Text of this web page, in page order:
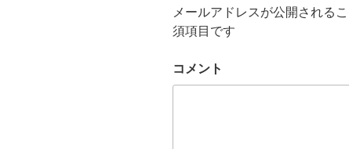
メールアドレスが公開される
須項目です
コメント